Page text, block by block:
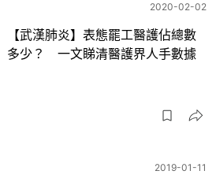
2020-02-02
【武漢肺炎】表態罷工醫護佔總數
多少？ 一文睇清醫護界人手數據
2019-01-11